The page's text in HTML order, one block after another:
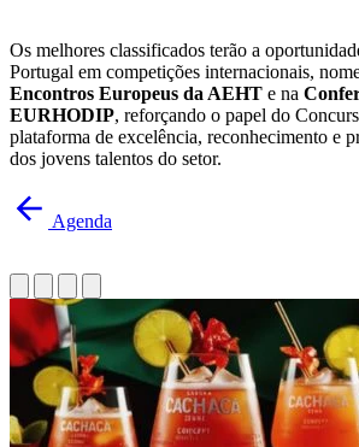
Os melhores classificados terão a
Portugal em competições internacionais,
Encontros Europeus da AEHT e na
EURHODIP, reforçando o papel do
plataforma de excelência, reconhecimento e
dos jovens talentos do setor.
Agenda